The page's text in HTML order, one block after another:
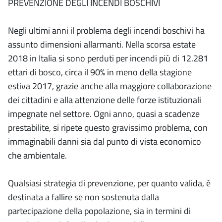
PREVENZIONE DEGLI INCENDI BOSCHIVI
Negli ultimi anni il problema degli incendi boschivi ha
assunto dimensioni allarmanti. Nella scorsa estate
2018 in Italia si sono perduti per incendi più di 12.281
ettari di bosco, circa il 90% in meno della stagione
estiva 2017, grazie anche alla maggiore collaborazione
dei cittadini e alla attenzione delle forze istituzionali
impegnate nel settore. Ogni anno, quasi a scadenze
prestabilite, si ripete questo gravissimo problema, con
immaginabili danni sia dal punto di vista economico
che ambientale.
Qualsiasi strategia di prevenzione, per quanto valida, è
destinata a fallire se non sostenuta dalla
partecipazione della popolazione, sia in termini di